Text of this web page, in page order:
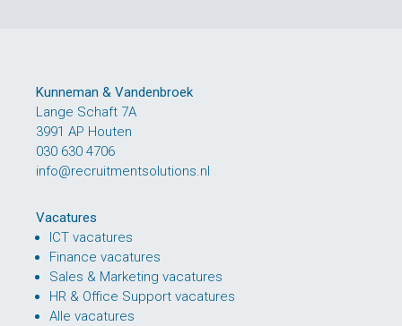
Kunneman & Vandenbroek
Lange Schaft 7A
3991 AP Houten
030 630 4706
info@recruitmentsolutions.nl
Vacatures
ICT vacatures
Finance vacatures
Sales & Marketing vacatures
HR & Office Support vacatures
Alle vacatures